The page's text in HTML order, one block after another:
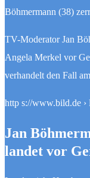
Böhmermann (38)
TV-Moderator Jan
Angela Merkel vor
verhandelt den Fall
http s://www.bild.de ›
Jan
landet vor